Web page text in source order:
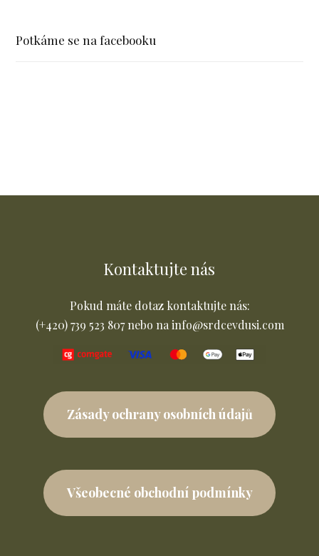
Potkáme se na facebooku
Kontaktujte nás
Pokud máte dotaz kontaktujte nás:
(+420) 739 523 807 nebo na info@srdcevdusi.com
Zásady ochrany osobních údajů
Všeobecné obchodní podmínky